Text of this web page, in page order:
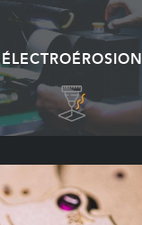
ÉLECTROÉROSION